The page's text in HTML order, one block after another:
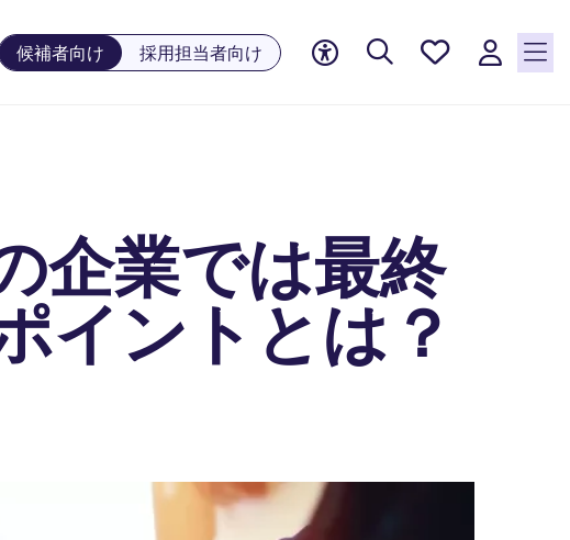
候補者向け 採用担当者向け
お気に
されて
います
企業では最終
イントとは？